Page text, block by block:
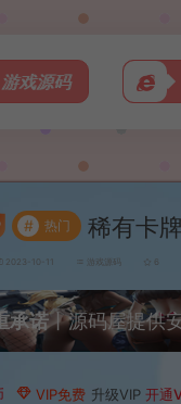
游戏源码
# 热门 稀有卡
2023-10-11 游戏源码 6
承诺丨源码屋提供
VIP免费 升级VIP 开通